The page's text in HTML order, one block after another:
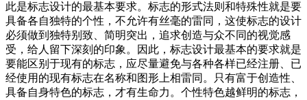
此是标志设计的最基本要求。标志的形式法则和特殊性就是要
具备各自独特的个性，不允许有丝毫的雷同，这使标志的设计
必须做到独特别致、简明突出，追求创造与众不同的视觉感
受，给人留下深刻的印象。因此，标志设计最基本的要求就是
要能区别于现有的标志，应尽量避免与各种各样已经注册、已
经使用的现有标志在名称和图形上相雷同。只有富于创造性、
具备自身特色的标志，才有生命力。个性特色越鲜明的标志，